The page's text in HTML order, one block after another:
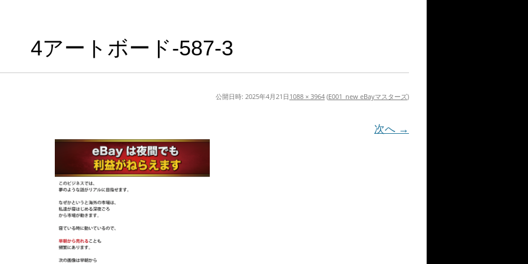
4アートボード-587-3
公開日時: 2025年4月21日 1088 × 3964 (E001_new eBayマスターズ)
次へ →